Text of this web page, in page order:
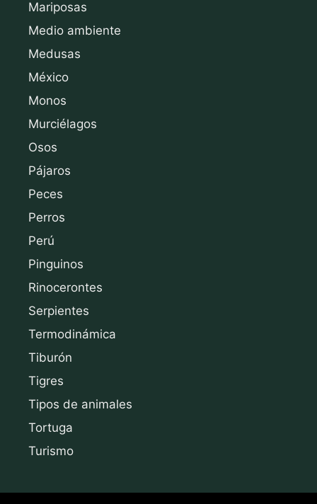
Mariposas
Medio ambiente
Medusas
México
Monos
Murciélagos
Osos
Pájaros
Peces
Perros
Perú
Pinguinos
Rinocerontes
Serpientes
Termodinámica
Tiburón
Tigres
Tipos de animales
Tortuga
Turismo